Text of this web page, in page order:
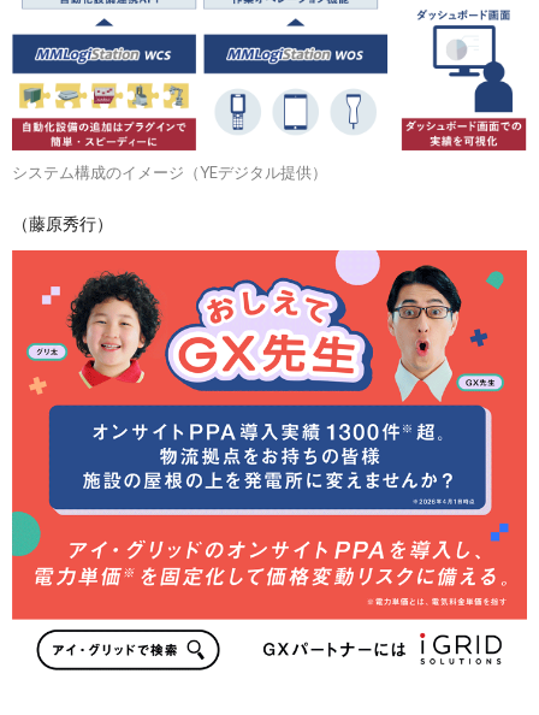
システム構成のイメージ（YEデジタル提供）
（藤原秀行）